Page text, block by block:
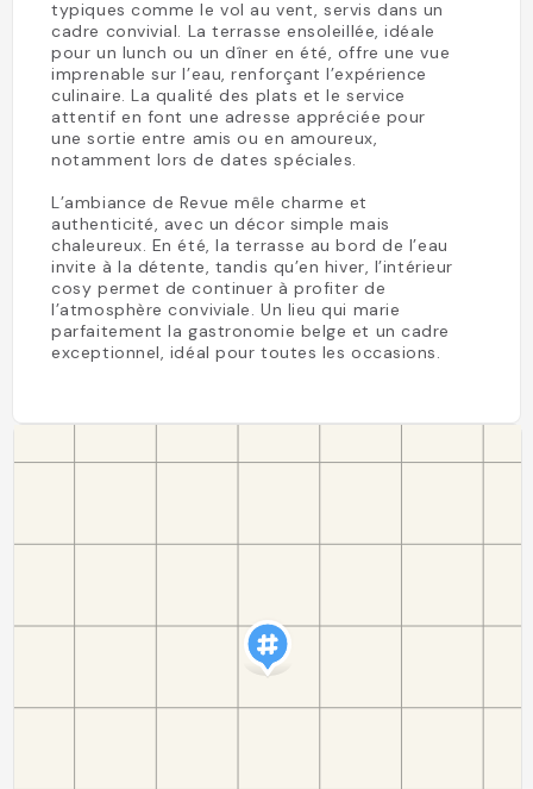
typiques comme le vol au vent, servis dans un
cadre convivial. La terrasse ensoleillée, idéale
pour un lunch ou un dîner en été, offre une vue
imprenable sur l’eau, renforçant l’expérience
culinaire. La qualité des plats et le service
attentif en font une adresse appréciée pour
une sortie entre amis ou en amoureux,
notamment lors de dates spéciales.
L’ambiance de Revue mêle charme et
authenticité, avec un décor simple mais
chaleureux. En été, la terrasse au bord de l’eau
invite à la détente, tandis qu’en hiver, l’intérieur
cosy permet de continuer à profiter de
l’atmosphère conviviale. Un lieu qui marie
parfaitement la gastronomie belge et un cadre
exceptionnel, idéal pour toutes les occasions.